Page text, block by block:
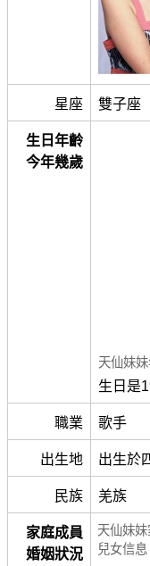
星座 雙子座
生日年齡
今年幾歲
天仙妹
生日是
職業 歌手
出生地 出生於
民族 羌族
家庭成員
婚姻狀況
天仙妹
兒女信息